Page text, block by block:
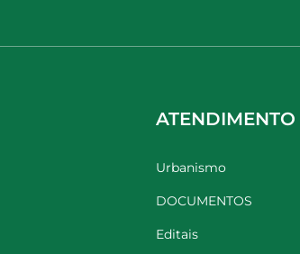
ATENDIMENTO
Urbanismo
DOCUMENTOS
Editais